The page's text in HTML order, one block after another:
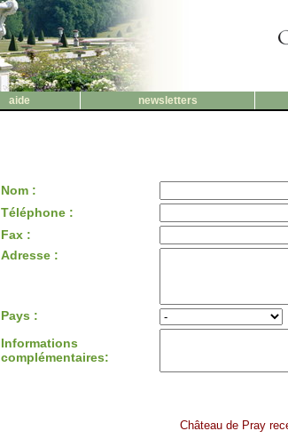
aide newsletters
Nom :
Téléphone :
Fax :
Adresse :
Pays :
Informations
complémentaires:
Château de Pray